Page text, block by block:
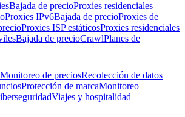
Bajada de precioProxies residenciales
Proxies IPv6Bajada de precioProxies de
Proxies ISP estáticosProxies residenciales
Bajada de precioCrawlPlanes de
Monitoreo de preciosRecolección de datos
Protección de marcaMonitoreo
Viajes y hospitalidad